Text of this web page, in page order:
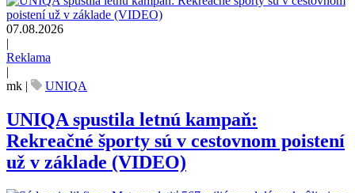
07.08.2026
|
Reklama
|
mk | UNIQA
UNIQA spustila letnú kampaň:
Rekreačné športy sú v cestovnom poistení
už v základe (VIDEO)